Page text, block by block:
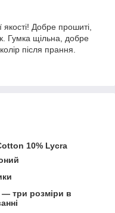
Добре прошиті,
Гумка щільна, добре
після прання.
10% Lycra
— три розміри в